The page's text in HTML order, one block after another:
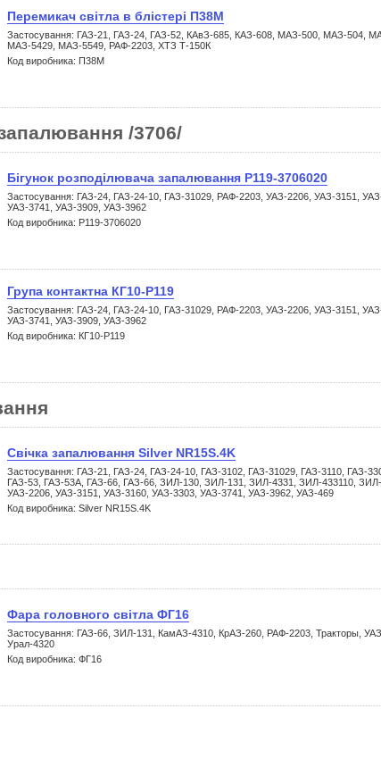
Перемикач світла в блістері П38М
Застосування: ГАЗ-21, ГАЗ-24, ГАЗ-52, КАвЗ-685, КАЗ-608, МАЗ-500, МАЗ-504,
МАЗ-5429, МАЗ-5549, РАФ-2203, ХТЗ Т-150К
Код виробника: П38М
/3706/
Бігунок розподілювача запалювання Р119-3706020
Застосування: ГАЗ-24, ГАЗ-24-10, ГАЗ-31029, РАФ-2203, УАЗ-2206, УАЗ-3151,
УАЗ-3741, УАЗ-3909, УАЗ-3962
Код виробника: Р119-3706020
Група контактна КГ10-Р119
Застосування: ГАЗ-24, ГАЗ-24-10, ГАЗ-31029, РАФ-2203, УАЗ-2206, УАЗ-3151,
УАЗ-3741, УАЗ-3909, УАЗ-3962
Код виробника: КГ10-Р119
Свічка запалювання Silver NR15S.4K
Застосування: ГАЗ-21, ГАЗ-24, ГАЗ-24-10, ГАЗ-3102, ГАЗ-31029, ГАЗ-3110, ГАЗ-
ГАЗ-53, ГАЗ-53А, ГАЗ-66, ГАЗ-66, ЗИЛ-130, ЗИЛ-131, ЗИЛ-4331, ЗИЛ-433110,
УАЗ-2206, УАЗ-3151, УАЗ-3160, УАЗ-3303, УАЗ-3741, УАЗ-3962, УАЗ-469
Код виробника: Silver NR15S.4K
Фара головного світла ФГ16
Застосування: ГАЗ-66, ЗИЛ-131, КамАЗ-4310, КрАЗ-260, РАФ-2203, Тракторы,
Урал-4320
Код виробника: ФГ16